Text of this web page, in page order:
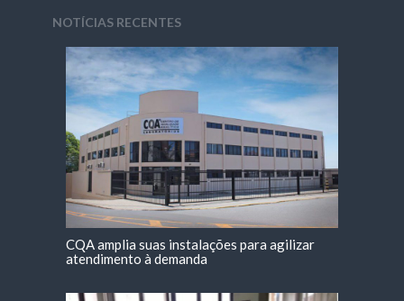
NOTÍCIAS RECENTES
CQA amplia suas instalações para agilizar
atendimento à demanda